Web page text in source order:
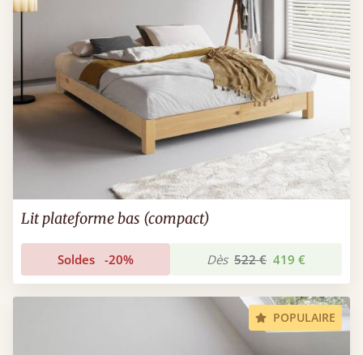
Lit plateforme bas (compact)
Soldes -20% Dès 522 € 419 €
POPULAIRE